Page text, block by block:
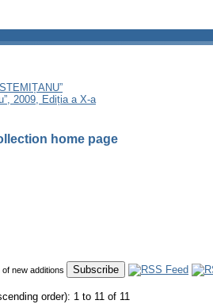
2009, Ediția a X-a
home page
new additions
order): 1 to 11 of 11